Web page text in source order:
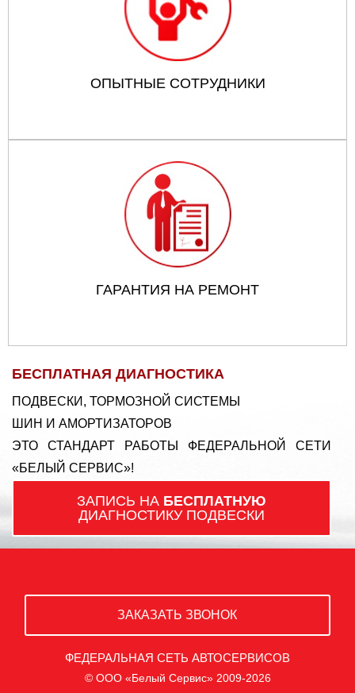
ОПЫТНЫЕ СОТРУДНИКИ
ГАРАНТИЯ НА РЕМОНТ
БЕСПЛАТНАЯ ДИАГНОСТИКА
ПОДВЕСКИ, ТОРМОЗНОЙ СИСТЕМЫ
ШИН И АМОРТИЗАТОРОВ
ЭТО СТАНДАРТ РАБОТЫ ФЕДЕРАЛЬНОЙ СЕТИ
«БЕЛЫЙ СЕРВИС»!
ЗАПИСЬ НА БЕСПЛАТНУЮ
ДИАГНОСТИКУ ПОДВЕСКИ
ЗАКАЗАТЬ ЗВОНОК
ФЕДЕРАЛЬНАЯ СЕТЬ АВТОСЕРВИСОВ
© ООО «Белый Сервис» 2009-2026